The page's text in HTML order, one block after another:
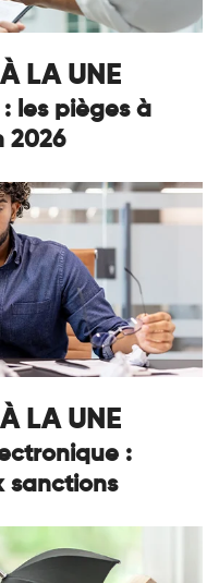
LA UNE
les pièges à
2026
LA UNE
:
sanctions